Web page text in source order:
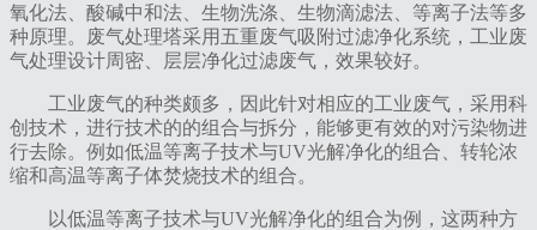
氧化法、酸碱中和法、生物洗涤、生物滴滤法、等离子法等多
种原理。废气处理塔采用五重废气吸附过滤净化系统，工业废
气处理设计周密、层层净化过滤废气，效果较好。
工业废气的种类颇多，因此针对相应的工业废气，采用科
创技术，进行技术的的组合与拆分，能够更有效的对污染物进
行去除。例如低温等离子技术与UV光解净化的组合、转轮浓
缩和高温等离子体焚烧技术的组合。
以低温等离子技术与UV光解净化的组合为例，这两种方